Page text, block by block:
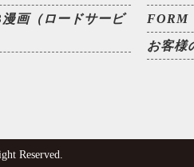
漫画（ロードサービ
FORM
お客様
Reserved.